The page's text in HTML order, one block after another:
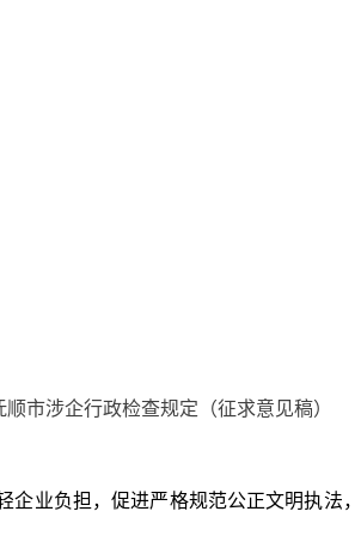
顺市涉企行政检查规定（征求意见稿）
企业负担，促进严格规范公正文明执法，